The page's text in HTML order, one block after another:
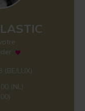
(BE/LUX)
(NL)